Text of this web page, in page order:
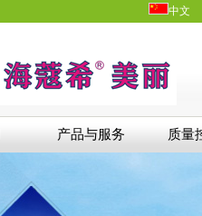
中文
产品与服务 质量